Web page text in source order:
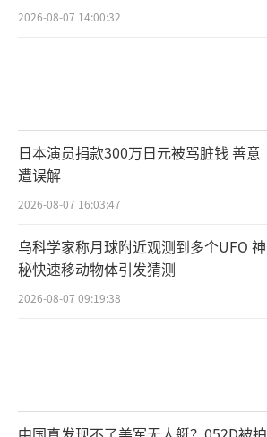
2026-08-07 14:00:32
日本演员捐款300万日元被骂脏钱 善意
遭误解
2026-08-07 16:03:47
乌科学家称月球附近观测到多个UFO 神
秘快速移动物体引发猜测
2026-08-07 09:19:38